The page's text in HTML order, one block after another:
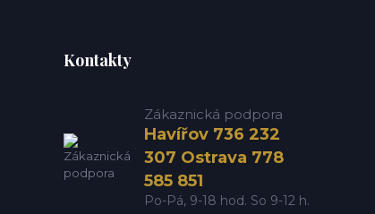
Kontakty
Zákaznická podpora
Havířov 736 232
307 Ostrava 778
585 851
Po-Pá, 9-18 hod. So 9-12 h.